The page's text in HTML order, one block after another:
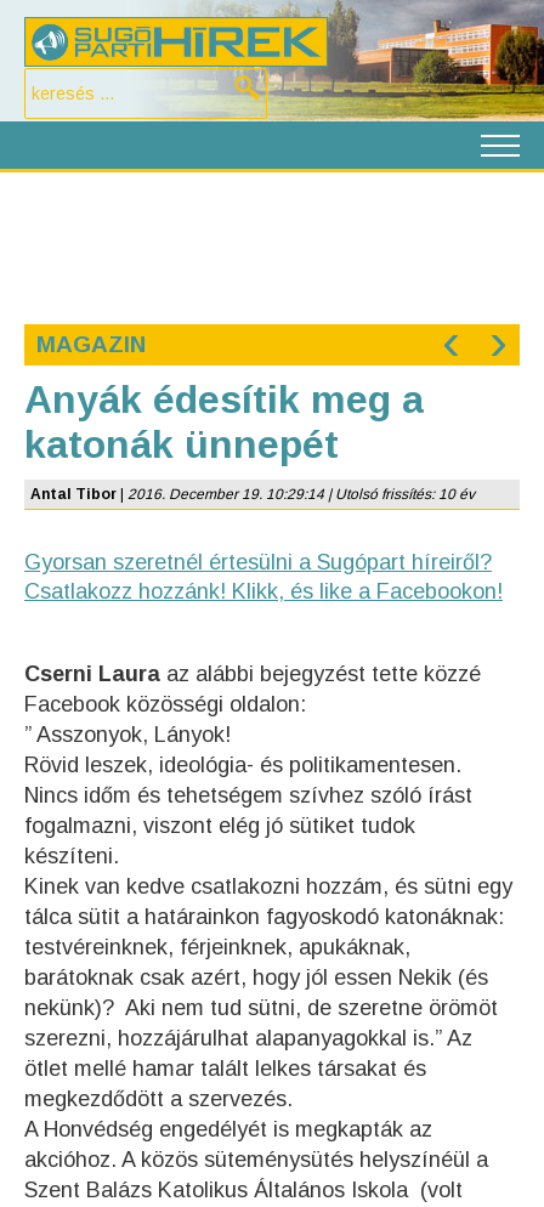
MAGAZIN ‹ ›
Anyák édesítik meg a
katonák ünnepét
Antal Tibor 2016. December 19. 10:29:14 | Utolsó frissítés: 10 év
Gyorsan szeretnél értesülni a Sugópart híreiről?
Csatlakozz hozzánk! Klikk, és like a Facebookon!
Cserni Laura az alábbi bejegyzést tette közzé
Facebook közösségi oldalon:
” Asszonyok, Lányok!
Rövid leszek, ideológia- és politikamentesen.
Nincs időm és tehetségem szívhez szóló írást
fogalmazni, viszont elég jó sütiket tudok
készíteni.
Kinek van kedve csatlakozni hozzám, és sütni egy
tálca sütit a határainkon fagyoskodó katonáknak:
testvéreinknek, férjeinknek, apukáknak,
barátoknak csak azért, hogy jól essen Nekik (és
nekünk)? Aki nem tud sütni, de szeretne örömöt
szerezni, hozzájárulhat alapanyagokkal is.” Az
ötlet mellé hamar talált lelkes társakat és
megkezdődött a szervezés.
A Honvédség engedélyét is megkapták az
akcióhoz. A közös süteménysütés helyszínéül a
Szent Balázs Katolikus Általános Iskola (volt